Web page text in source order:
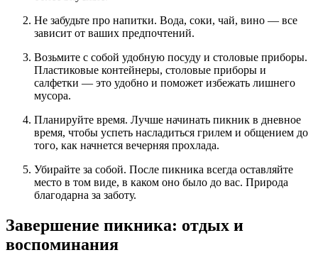
Не забудьте про напитки. Вода, соки, чай, вино — все
зависит от ваших предпочтений.
Возьмите с собой удобную посуду и столовые приборы.
Пластиковые контейнеры, столовые приборы и
салфетки — это удобно и поможет избежать лишнего
мусора.
Планируйте время. Лучше начинать пикник в дневное
время, чтобы успеть насладиться грилем и общением до
того, как начнется вечерняя прохлада.
Убирайте за собой. После пикника всегда оставляйте
место в том виде, в каком оно было до вас. Природа
благодарна за заботу.
Завершение пикника: отдых и
воспоминания